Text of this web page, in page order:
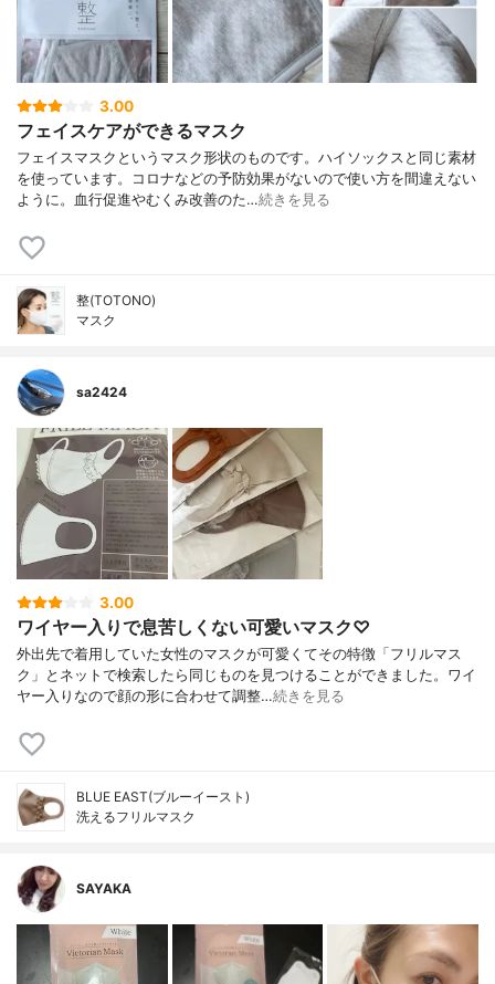
3.00
フェイスケアができるマスク
フェイスマスクというマスク形状のものです。ハイソックスと同じ素材
を使っています。コロナなどの予防効果がないので使い方を間違えない
ように。血行促進やむくみ改善のた…続きを見る
整(TOTONO)
マスク
sa2424
3.00
ワイヤー入りで息苦しくない可愛いマスク♡
外出先で着用していた女性のマスクが可愛くてその特徴「フリルマス
ク」とネットで検索したら同じものを見つけることができました。ワイ
ヤー入りなので顔の形に合わせて調整…続きを見る
BLUE EAST(ブルーイースト)
洗えるフリルマスク
SAYAKA